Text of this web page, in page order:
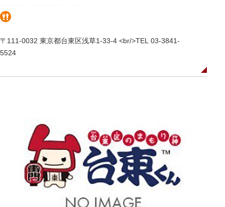
〒111-0032 東京都台東区浅草1-33-4 <br/>TEL 03-3841-
5524